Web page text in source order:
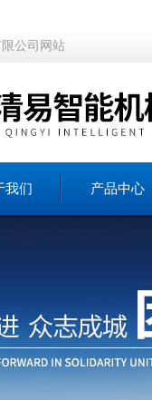
公司网站
我们 产品中心